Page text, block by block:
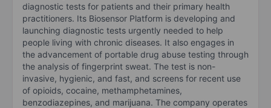
diagnostic tests for patients and their primary health
practitioners. Its Biosensor Platform is developing and
launching diagnostic tests urgently needed to help
people living with chronic diseases. It also engages in
the advancement of portable drug abuse testing through
the analysis of fingerprint sweat. The test is non-
invasive, hygienic, and fast, and screens for recent use
of opioids, cocaine, methamphetamines,
benzodiazepines, and marijuana. The company operates